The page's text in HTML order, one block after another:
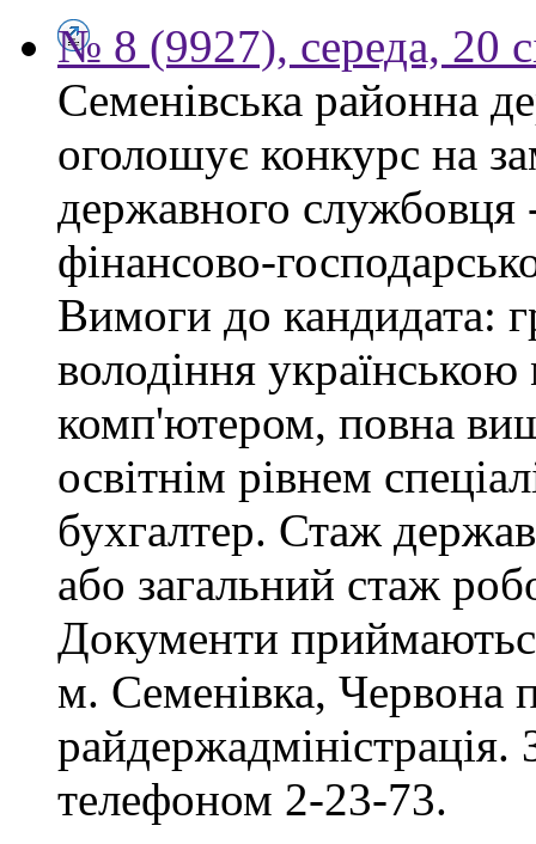
№ 8 (9927), середа, 20
Семенівська районна
оголошує конкурс на
державного службовця
фінансово-
Вимоги до кандидата:
володіння
комп'ютером, повна
освітнім рівнем
бухгалтер. Стаж
або загальний стаж
Документи
м. Семенівка, Червона
райдержадміністрація.
телефоном 2-23-73.